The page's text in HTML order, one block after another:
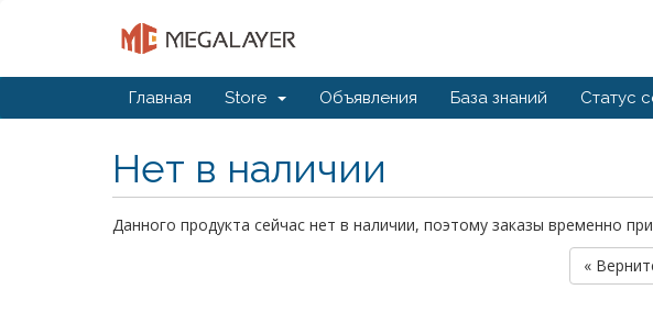
Главная Store Объявления База знаний Статус
Нет в наличии
Данного продукта сейчас нет в наличии, поэтому заказы временно
«